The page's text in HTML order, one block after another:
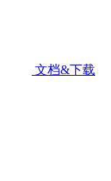
文档&下载